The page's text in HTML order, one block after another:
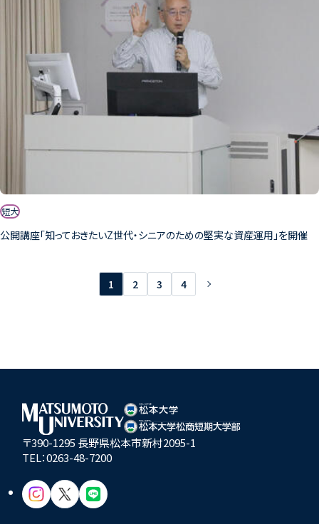
短大
公開講座「知っておきたいZ世代・シニアのための堅実な資産運用」を開催
1 2 3 4
〒390-1295 長野県松本市新村2095-1
TEL：0263-48-7200